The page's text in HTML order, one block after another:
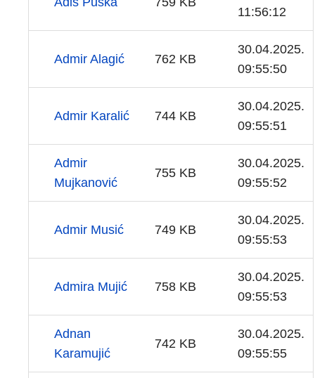
11:56:12
Admir Alagić 762 KB
30.04.2025.
09:55:50
Admir Karalić 744 KB
30.04.2025.
09:55:51
Admir
Mujkanović
755 KB
30.04.2025.
09:55:52
Admir Musić 749 KB
30.04.2025.
09:55:53
Admira Mujić 758 KB
30.04.2025.
09:55:53
Adnan
Karamujić
742 KB
30.04.2025.
09:55:55